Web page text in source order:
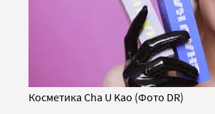
Косметика Cha U Kao (Фото DR)